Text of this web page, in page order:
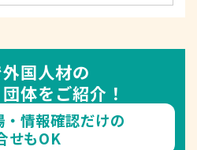
国人材の
体をご紹介！
・情報確認だけの
せもOK